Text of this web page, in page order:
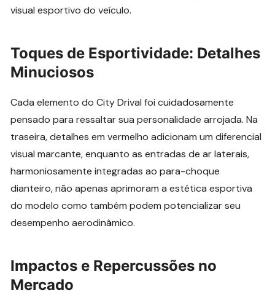
visual esportivo do veículo.
Toques de Esportividade: Detalhes
Minuciosos
Cada elemento do City Drival foi cuidadosamente
pensado para ressaltar sua personalidade arrojada. Na
traseira, detalhes em vermelho adicionam um diferencial
visual marcante, enquanto as entradas de ar laterais,
harmoniosamente integradas ao para-choque
dianteiro, não apenas aprimoram a estética esportiva
do modelo como também podem potencializar seu
desempenho aerodinâmico.
Impactos e Repercussões no
Mercado